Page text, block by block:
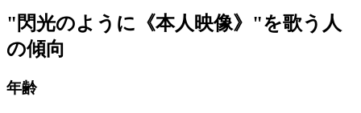
"閃光のように《本人映像》"を歌う人
の傾向
年齢